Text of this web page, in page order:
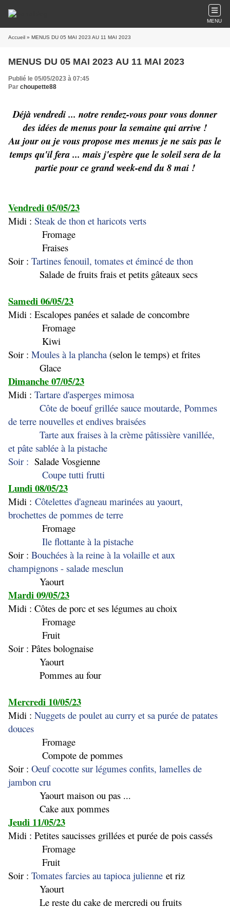
MENU
Accueil » MENUS DU 05 MAI 2023 AU 11 MAI 2023
MENUS DU 05 MAI 2023 AU 11 MAI 2023
Publié le 05/05/2023 à 07:45
Par choupette88
Déjà vendredi ... notre rendez-vous pour vous donner
des idées de menus pour la semaine qui arrive !
Au jour ou je vous propose mes menus je ne sais pas le
temps qu'il fera ... mais j'espère que le soleil sera de la
partie pour ce grand week-end du 8 mai !
Vendredi 05/05/23
Midi : Steak de thon et haricots verts
Fromage
Fraises
Soir : Tartines fenouil, tomates et émincé de thon
Salade de fruits frais et petits gâteaux secs
Samedi 06/05/23
Midi : Escalopes panées et salade de concombre
Fromage
Kiwi
Soir : Moules à la plancha (selon le temps) et frites
Glace
Dimanche 07/05/23
Midi : Tartare d'asperges mimosa
Côte de boeuf grillée sauce moutarde, Pommes
de terre nouvelles et endives braisées
Tarte aux fraises à la crème pâtissière vanillée,
et pâte sablée à la pistache
Soir : Salade Vosgienne
Coupe tutti frutti
Lundi 08/05/23
Midi : Côtelettes d'agneau marinées au yaourt,
brochettes de pommes de terre
Fromage
Ile flottante à la pistache
Soir : Bouchées à la reine à la volaille et aux
champignons - salade mesclun
Yaourt
Mardi 09/05/23
Midi : Côtes de porc et ses légumes au choix
Fromage
Fruit
Soir : Pâtes bolognaise
Yaourt
Pommes au four
Mercredi 10/05/23
Midi : Nuggets de poulet au curry et sa purée de patates
douces
Fromage
Compote de pommes
Soir : Oeuf cocotte sur légumes confits, lamelles de
jambon cru
Yaourt maison ou pas ...
Cake aux pommes
Jeudi 11/05/23
Midi : Petites saucisses grillées et purée de pois cassés
Fromage
Fruit
Soir : Tomates farcies au tapioca julienne et riz
Yaourt
Le reste du cake de mercredi ou fruits